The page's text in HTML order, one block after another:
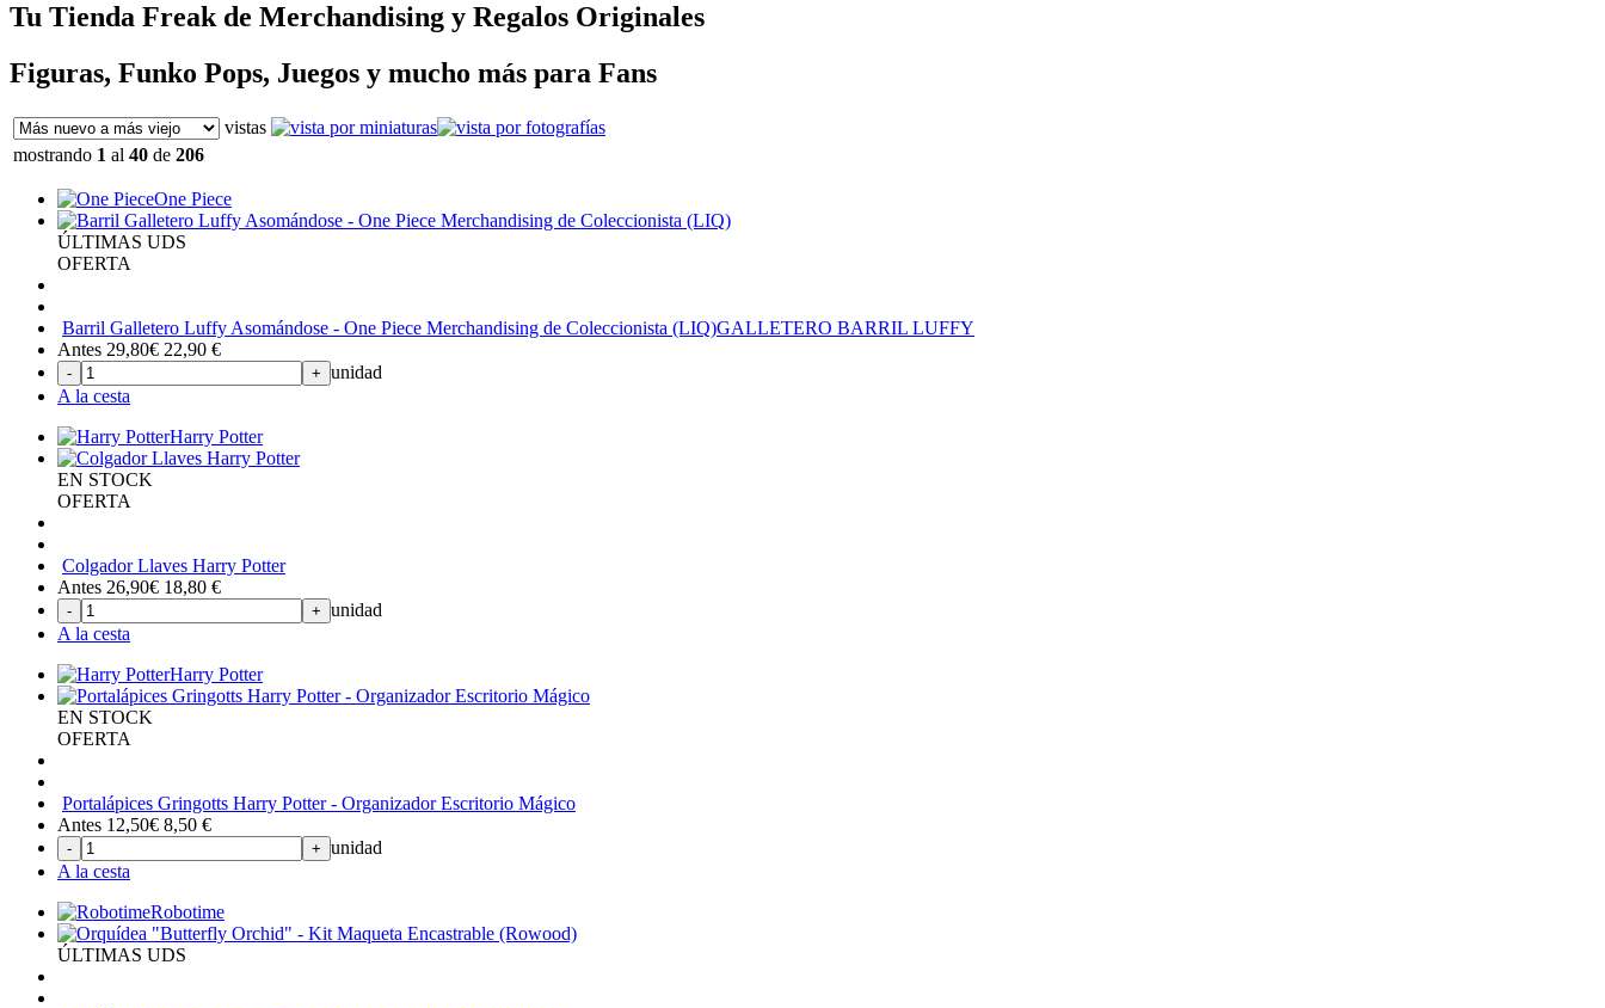
Tu Tienda Freak de Merchandising y Regalos Originales
Figuras, Funko Pops, Juegos y mucho más para Fans
vistas
mostrando 1 al 40 de 206
One Piece
ÚLTIMAS UDS
OFERTA
Barril Galletero Luffy Asomándose - One Piece Merchandising de Coleccionista (LIQ)GALLETERO BARRIL LUFFY
Antes 29,80€ 22,90 €
- + unidad
A la cesta
Harry Potter
EN STOCK
OFERTA
Colgador Llaves Harry Potter
Antes 26,90€ 18,80 €
- + unidad
A la cesta
Harry Potter
EN STOCK
OFERTA
Portalápices Gringotts Harry Potter - Organizador Escritorio Mágico
Antes 12,50€ 8,50 €
- + unidad
A la cesta
Robotime
ÚLTIMAS UDS